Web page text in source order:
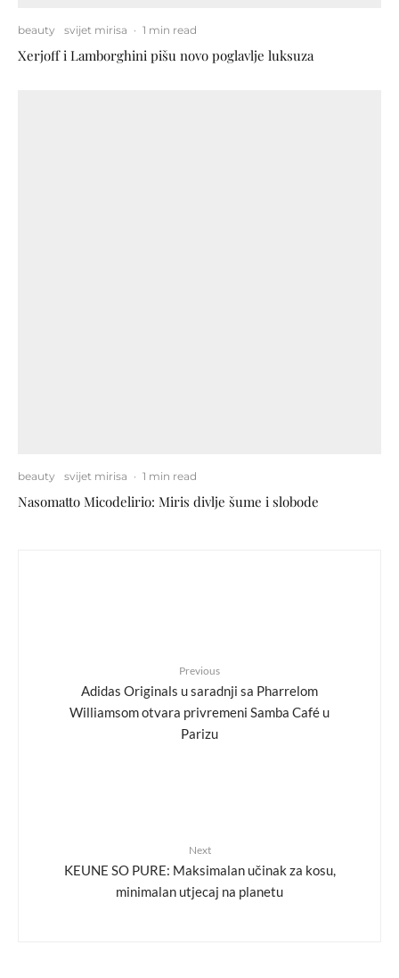
beauty svijet mirisa · 1 min read
Xerjoff i Lamborghini pišu novo poglavlje luksuza
beauty svijet mirisa · 1 min read
Nasomatto Micodelirio: Miris divlje šume i slobode
Previous
Adidas Originals u saradnji sa Pharrelom
Williamsom otvara privremeni Samba Café u
Parizu
Next
KEUNE SO PURE: Maksimalan učinak za kosu,
minimalan utjecaj na planetu